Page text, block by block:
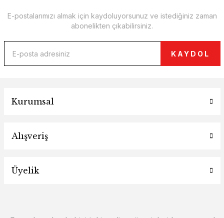
E-postalarımızı almak için kaydoluyorsunuz ve istediğiniz zaman
abonelikten çıkabilirsiniz.
KAYDOL
Kurumsal
Alışveriş
Üyelik